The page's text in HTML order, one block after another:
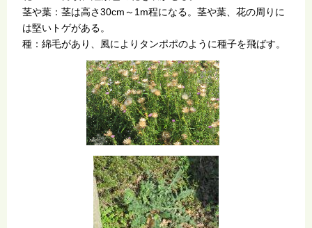
茎や葉：茎は高さ30cm～1m程になる。茎や葉、花の周りに
は堅いトゲがある。
種：綿毛があり、風によりタンポポのように種子を飛ばす。